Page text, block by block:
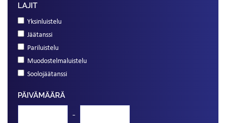
LAJIT
Yksinluistelu
Jäätanssi
Pariluistelu
Muodostelmaluistelu
Soolojäätanssi
PÄIVÄMÄÄRÄ
-